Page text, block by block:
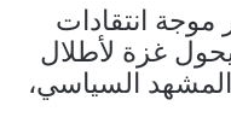
انتقادات
غزة لأطلال
المشهد السياسي،